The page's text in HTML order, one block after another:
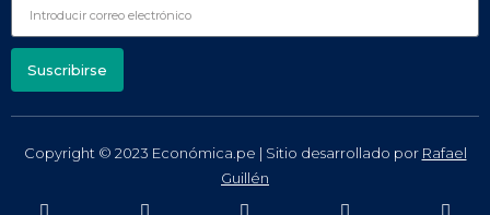
Suscribirse
Copyright © 2023 Económica.pe | Sitio desarrollado por Rafael
Guillén